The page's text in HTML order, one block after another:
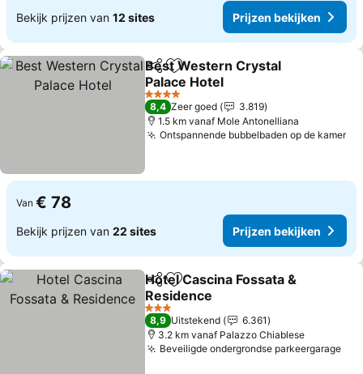
Bekijk prijzen van 12 sites Prijzen bekijken
DelenToevoegen aan favorieten
Best Western Crystal
Palace Hotel
Prijzen bekijken
4 Sterren
8,4 Zeer goed
3.819
1.5 km vanaf Mole Antonelliana
Ontspannende bubbelbaden op de kamer
Van € 78
Bekijk prijzen van 22 sites Prijzen bekijken
DelenToevoegen aan favorieten
Hotel Cascina Fossata &
Residence
Prijzen bekijken
3 Sterren
8,9 Uitstekend
6.361
3.2 km vanaf Palazzo Chiablese
Beveiligde ondergrondse parkeergarage